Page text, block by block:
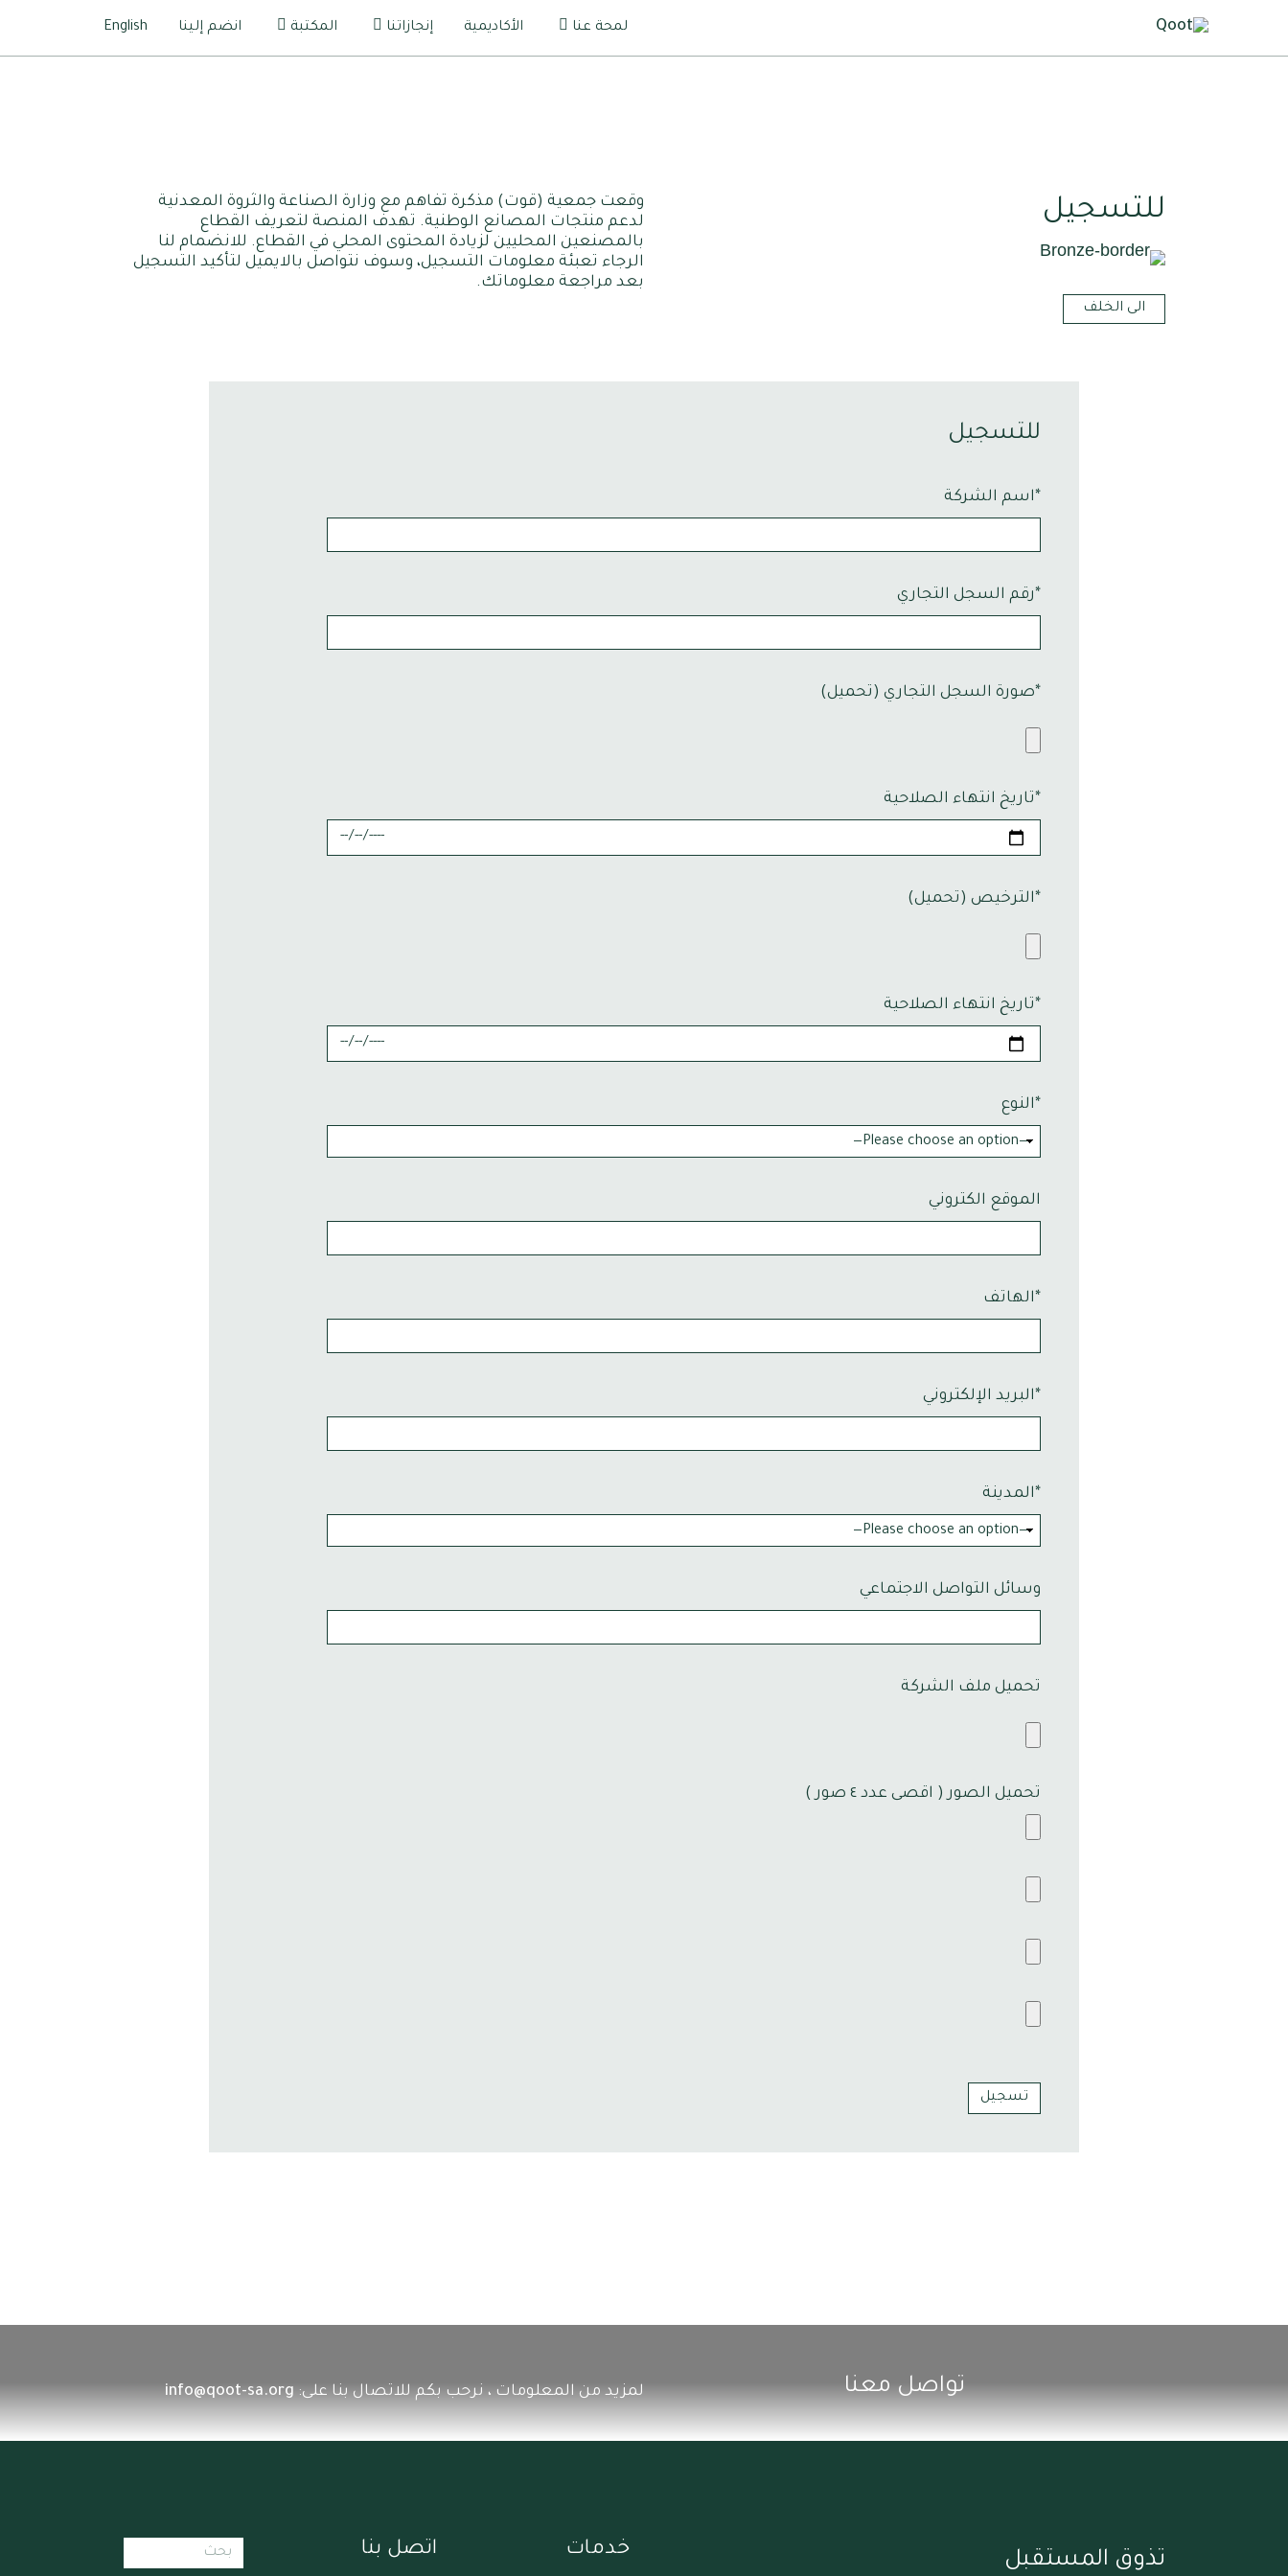
لمحة عنا الأكاديمية إنجازاتنا المكتبة انضم إلينا English
للتسجيل
الى الخلف
وقعت جمعية (قوت) مذكرة تفاهم مع وزارة الصناعة والثروة المعدنية
لدعم منتجات المصانع الوطنية. تهدف المنصة لتعريف القطاع
بالمصنعين المحليين لزيادة المحتوى المحلي في القطاع. للانضمام لنا
الرجاء تعبئة معلومات التسجيل، وسوف نتواصل بالايميل لتأكيد التسجيل
بعد مراجعة معلوماتك.
للتسجيل
اسم الشركة*
رقم السجل التجاري*
صورة السجل التجاري (تحميل)*
تاريخ انتهاء الصلاحية*
الترخيص (تحميل)*
تاريخ انتهاء الصلاحية*
النوع*
الموقع الكتروني
الهاتف*
البريد الإلكتروني*
المدينة*
وسائل التواصل الاجتماعي
تحميل ملف الشركة
تحميل الصور ( اقصى عدد ٤ صور )
تواصل معنا لمزيد من المعلومات ، نرحب بكم للاتصال بنا على: info@qoot-sa.org
اتصل بنا خدمات تذوق المستقبل